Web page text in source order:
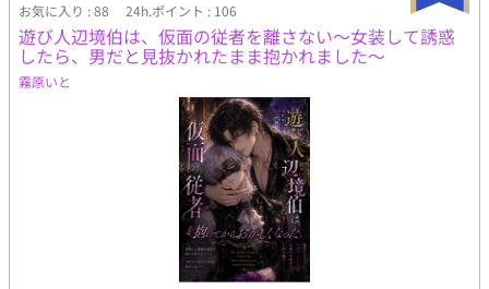
お気に入り : 88 24h.ポイント : 106
遊び人辺境伯は、仮面の従者を離さない～女装して誘惑
したら、男だと見抜かれたまま抱かれました～
霧原いと